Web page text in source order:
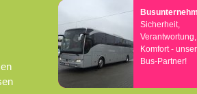
& Nachbarländer
Ungarn
Wein-
Sicherheit,
Verantwortung,
Komfort -
Bus-Partner!